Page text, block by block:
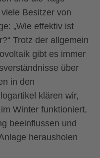
Besitzer von
„Wie effektiv ist
Trotz der allgemein
gibt es immer
über
in den
klären wir,
Winter funktioniert,
beeinflussen und
herausholen